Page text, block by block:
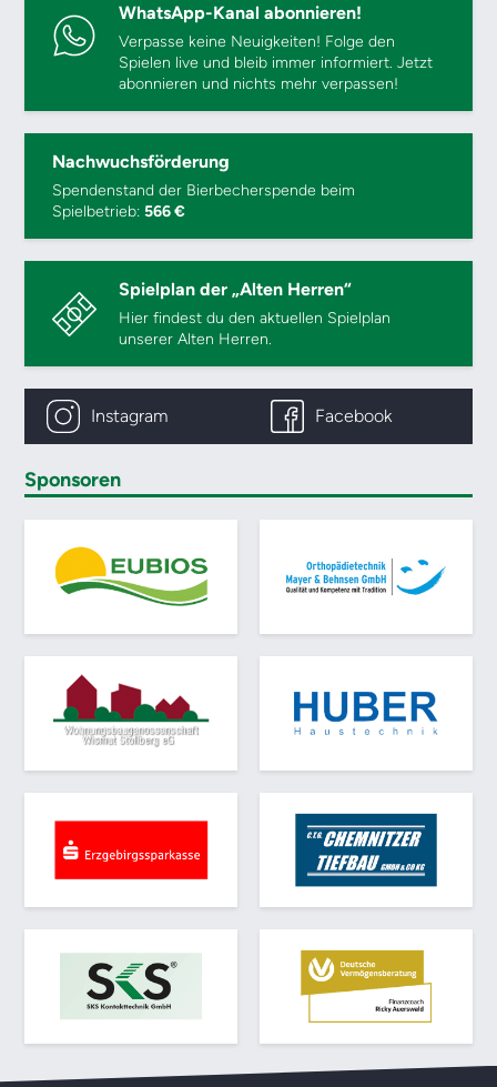
WhatsApp-Kanal abonnieren!
Verpasse keine Neuigkeiten! Folge den
Spielen live und bleib immer informiert. Jetzt
abonnieren und nichts mehr verpassen!
Nachwuchsförderung
Spendenstand der Bierbecherspende beim
Spielbetrieb:566 €
Spielplan der „Alten Herren“
Hier findest du den aktuellen Spielplan
unserer Alten Herren.
Instagram Facebook
Sponsoren